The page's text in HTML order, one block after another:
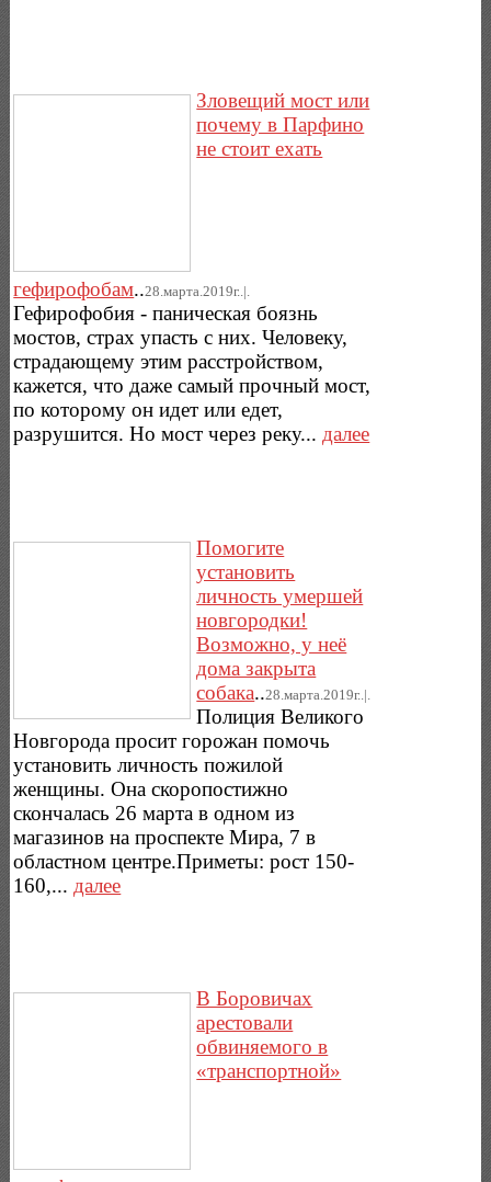
Зловещий мост или
почему в Парфино
не стоит ехать
гефирофобам..28.марта.2019г..|.
Гефирофобия - паническая боязнь
мостов, страх упасть с них. Человеку,
страдающему этим расстройством,
кажется, что даже самый прочный мост,
по которому он идет или едет,
разрушится. Но мост через реку...далее
Помогите
установить
личность умершей
новгородки!
Возможно, у неё
дома закрыта
собака..28.марта.2019г..|.
Полиция Великого
Новгорода просит горожан помочь
установить личность пожилой
женщины. Она скоропостижно
скончалась 26 марта в одном из
магазинов на проспекте Мира, 7 в
областном центре.Приметы: рост 150-
160,... далее
В Боровичах
арестовали
обвиняемого в
«транспортной»